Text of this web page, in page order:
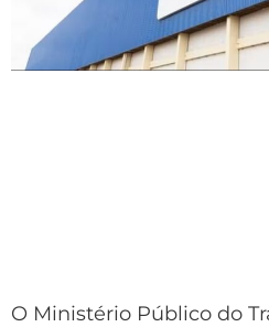
O Ministério Público do